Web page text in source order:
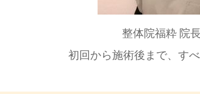
整体院福粋 院
初回から施術後まで、す